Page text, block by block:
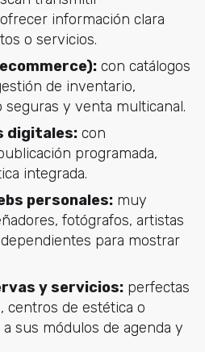
información clara
o servicios.
con catálogos
de inventario,
seguras y venta multicanal.
digitales:con
programada,
integrada.
personales:muy
fotógrafos, artistas
para mostrar
y servicios:perfectas
centros de estética o
sus módulos de agenda y